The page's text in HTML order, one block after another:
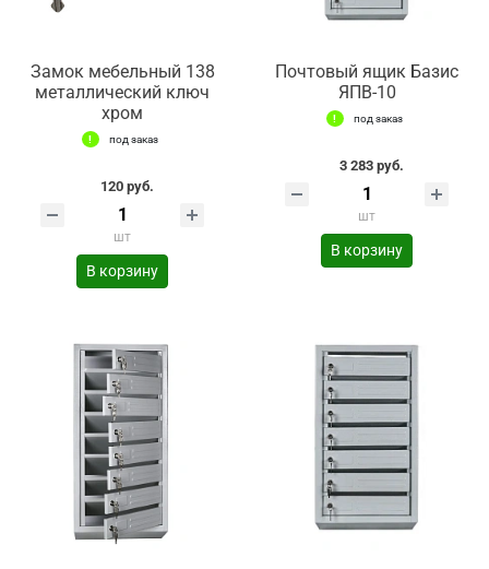
Замок мебельный 138
металлический ключ
хром
под заказ
120 руб.
шт
В корзину
Почтовый ящик Базис
ЯПВ-10
под заказ
3 283 руб.
шт
В корзину